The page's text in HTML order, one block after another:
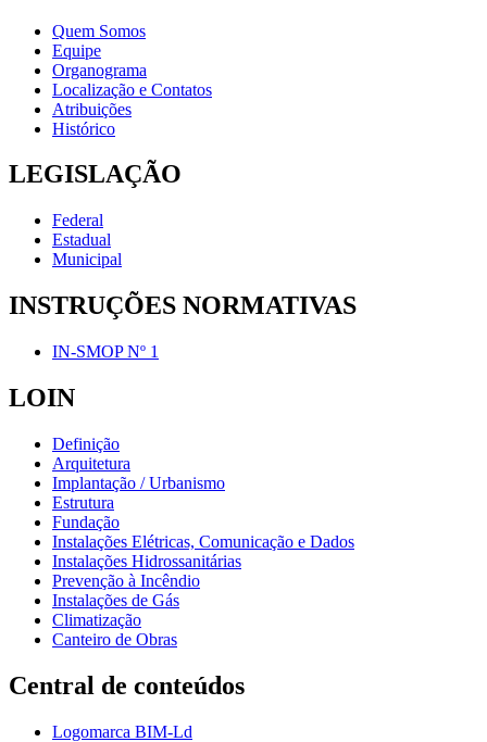
Quem Somos
Equipe
Organograma
Localização e Contatos
Atribuições
Histórico
LEGISLAÇÃO
Federal
Estadual
Municipal
INSTRUÇÕES NORMATIVAS
IN-SMOP Nº 1
LOIN
Definição
Arquitetura
Implantação / Urbanismo
Estrutura
Fundação
Instalações Elétricas, Comunicação e Dados
Instalações Hidrossanitárias
Prevenção à Incêndio
Instalações de Gás
Climatização
Canteiro de Obras
Central de conteúdos
Logomarca BIM-Ld